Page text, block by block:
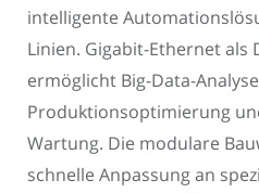
intelligente
Linien. Gigabit-Ethernet als
ermöglicht Big-Data-
Produktionsoptimierung
Wartung. Die modulare
schnelle Anpassung an